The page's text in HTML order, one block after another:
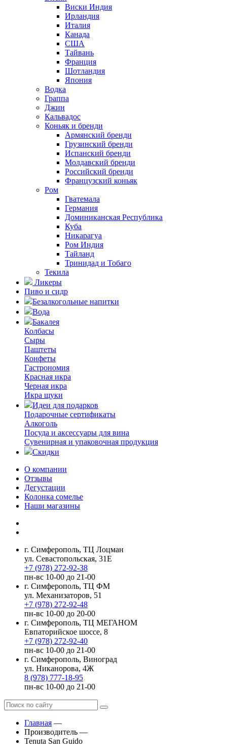
Виски Индия
Ирландия
Италия
Канада
США
Тайвань
Франция
Шотландия
Япония
Водка
Граппа
Джин
Кальвадос
Коньяк и бренди
Армянский бренди
Грузинский бренди
Испанский бренди
Молдавский бренди
Российский бренди
Французский коньяк
Ром
Гватемала
Германия
Доминиканская Республика
Куба
Никарагуа
Ром Индия
Тайланд
Тринидад и Тобаго
Текила
Ликеры
Пиво и сидр
Безалкогольные напитки
Вода
Бакалея
Колбасы
Сыры
Паштеты
Конфеты
Гастрономия
Красная икра
Черная икра
Икра щуки
Идеи для подарков
Подарочные сертификаты
Алкоголь
Посуда и аксессуары для вина
Сувенирная и упаковочная продукция
Скидки
О компании
Отзывы
Дегустации
Колонка сомелье
Наши магазины
г. Симферополь, ТЦ Лоцман
ул. Севастопольская, 31Е
+7 (978) 272-92-38
пн-вс 10-00 до 21-00
г. Симферополь, ТЦ ФМ
ул. Механизаторов, 51
+7 (978) 272-92-48
пн-вс 10-00 до 20-00
г. Симферополь, ТЦ МЕГАНОМ
Евпаторийское шоссе, 8
+7 (978) 272-92-40
пн-вс 10-00 до 21-00
г. Симферополь, Виноград
ул. Никанорова, 4Ж
8 (978) 777-18-95
пн-вс 10-00 до 21-00
Главная —
Производитель —
Tenuta San Guido